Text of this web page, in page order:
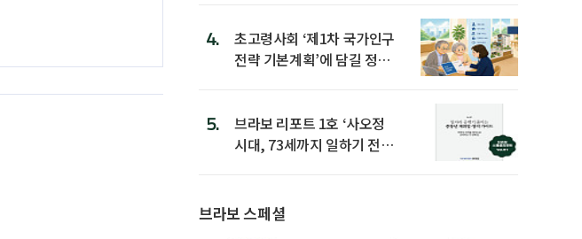
4.
초고령사회 ‘제1차 국가인구
전략 기본계획’에 담길 정책
5.
브라보 리포트 1호 ‘사오정
시대, 73세까지 일하기 전략’
브라보 스페셜